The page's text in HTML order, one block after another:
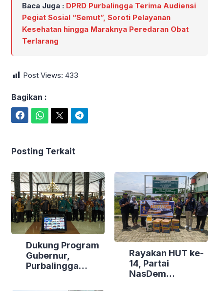
Baca Juga : DPRD Purbalingga Terima Audiensi
Pegiat Sosial “Semut”, Soroti Pelayanan
Kesehatan hingga Maraknya Peredaran Obat
Terlarang
Post Views: 433
Bagikan :
Posting Terkait
Dukung Program
Gubernur,
Purbalingga
Rayakan HUT ke-
14, Partai
NasDem